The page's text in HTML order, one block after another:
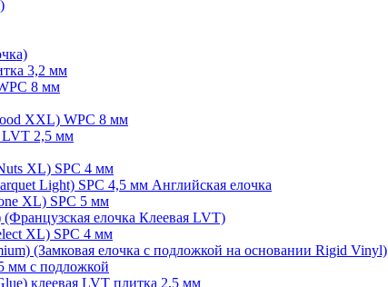
3,2 мм
8 мм
XXL) WPC 8 мм
LVT 2,5 мм
XL) SPC 4 мм
Light) SPC 4,5 мм Английская елочка
XL) SPC 5 мм
елочка Клеевая LVT)
XL) SPC 4 мм
(Замковая елочка с подложкой на основании Rigid Vinyl)
мм с подложкой
клеевая LVT плитка 2,5 мм